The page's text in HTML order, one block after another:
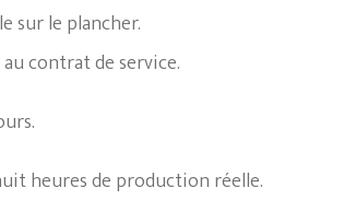
sur le plancher.
contrat de service.
heures de production réelle.